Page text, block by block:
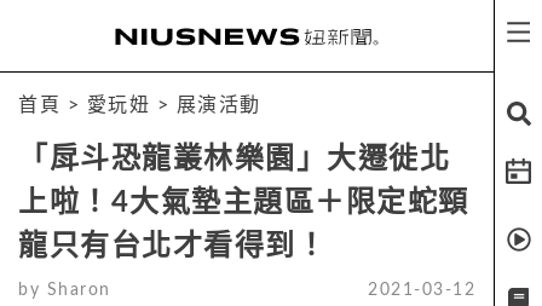
首頁 > 愛玩妞 > 展演活動
「戽斗恐龍叢林樂園」大遷徙北
上啦！4大氣墊主題區＋限定蛇頸
龍只有台北才看得到！
by Sharon 2021-03-12